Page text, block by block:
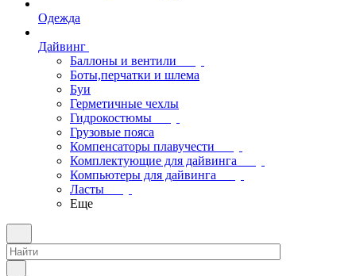
Одежда
Дайвинг
Баллоны и вентили
Боты,перчатки и шлема
Буи
Герметичные чехлы
Гидрокостюмы
Грузовые пояса
Компенсаторы плавучести
Комплектующие для дайвинга
Компьютеры для дайвинга
Ласты
Еще